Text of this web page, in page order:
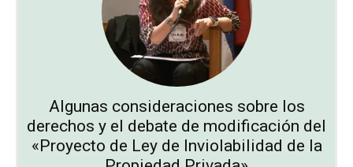
Algunas consideraciones sobre los
derechos y el debate de modificación del
«Proyecto de Ley de Inviolabilidad de la